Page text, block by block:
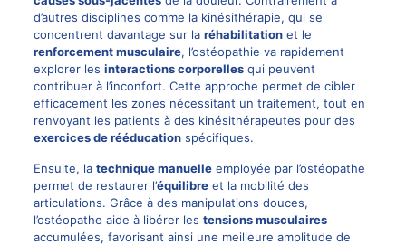
d’autres disciplines comme la kinésithérapie, qui se
concentrent davantage sur la réhabilitationet le
renforcement musculaire, l’ostéopathie va rapidement
explorer les interactions corporellesqui peuvent
contribuer à l’inconfort. Cette approche permet de cibler
efficacement les zones nécessitant un traitement, tout en
renvoyant les patients à des kinésithérapeutes pour des
exercices de rééducationspécifiques.
Ensuite, la technique manuelleemployée par l’ostéopathe
permet de restaurer l’équilibreet la mobilité des
articulations. Grâce à des manipulations douces,
l’ostéopathe aide à libérer les tensions musculaires
accumulées, favorisant ainsi une meilleure amplitude de